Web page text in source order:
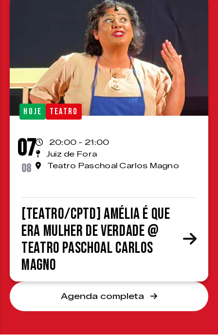
HOJE TEATRO
07
08
20:00 - 21:00
Juiz de Fora
Teatro Paschoal Carlos Magno
[TEATRO/CPTD] Amélia é que
era mulher de verdade @
Teatro Paschoal Carlos
Magno
Agenda completa